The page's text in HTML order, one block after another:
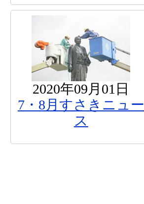
2020年09月01日
7・8月すさきニュー
ス